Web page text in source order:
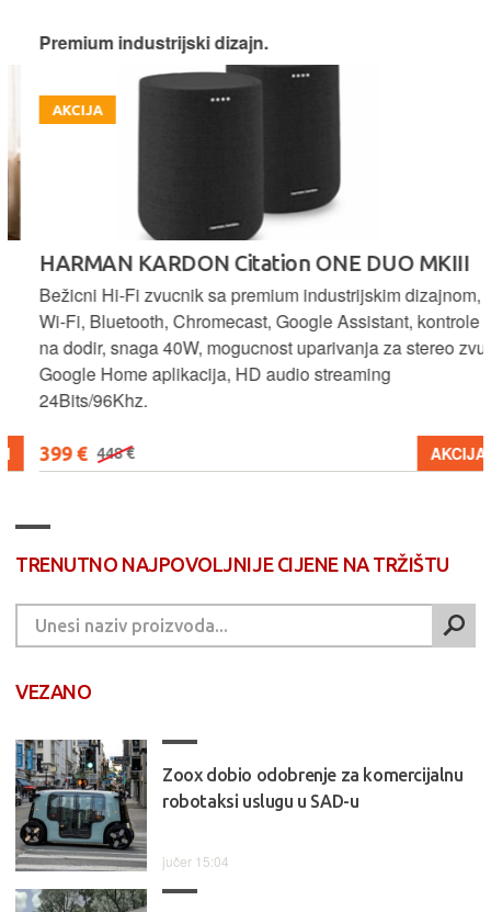
Premium industrijski dizajn.
AKCIJA
HARMAN KARDON Citation ONE DUO MKIII
Bežicni Hi-Fi zvucnik sa premium industrijskim dizajnom,
Wi-Fi, Bluetooth, Chromecast, Google Assistant, kontrole
na dodir, snaga 40W, mogucnost uparivanja za stereo zvuk,
Google Home aplikacija, HD audio streaming
24Bits/96Khz.
399 € 448 € AKCIJA
TRENUTNO NAJPOVOLJNIJE CIJENE NA TRŽIŠTU
VEZANO
Zoox dobio odobrenje za komercijalnu
robotaksi uslugu u SAD-u
jučer 15:04